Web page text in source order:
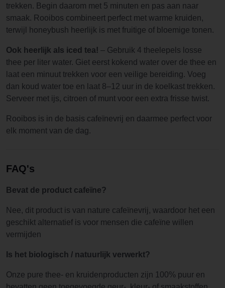
trekken. Begin daarom met 5 minuten en pas aan naar
smaak. Rooibos combineert perfect met warme kruiden,
terwijl honeybush heerlijk is met fruitige of bloemige tonen.
Ook heerlijk als iced tea! – Gebruik 4 theelepels losse
thee per liter water. Giet eerst kokend water over de thee en
laat een minuut trekken voor een veilige bereiding. Voeg
dan koud water toe en laat 8–12 uur in de koelkast trekken.
Serveer met ijs, citroen of munt voor een extra frisse twist.
Rooibos is in de basis cafeïnevrij en daarmee perfect voor
elk moment van de dag.
FAQ's
Bevat de product cafeïne?
Nee, dit product is van nature cafeïnevrij, waardoor het een
geschikt alternatief is voor mensen die cafeïne willen
vermijden
Is het biologisch / natuurlijk verwerkt?
Onze pure thee- en kruidenproducten zijn 100% puur en